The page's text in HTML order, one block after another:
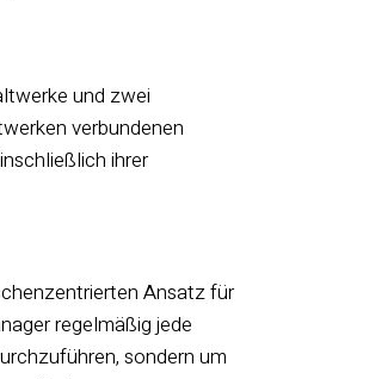
und zwei
verbundenen
ihrer
Ansatz für
regelmäßig jede
sondern um